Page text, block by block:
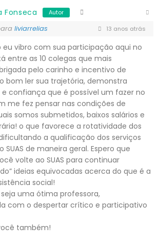
Fonseca Autor
liviarrelias 13 anos atrás
eu vibro com sua participação aqui no
entre as 10 colegas que mais
pelo carinho e incentivo de
bom ler sua trajetória, demonstra
confiança que é possível um fazer no
me fez pensar nas condições de
somos submetidos, baixos salários e
o que favorece a rotatividade dos
a qualificação dos serviços
SUAS de maneira geral. Espero que
volte ao SUAS para continuar
ideias equivocadas acerca do que é a
social!
uma ótima professora,
com o despertar crítico e participativo
também!